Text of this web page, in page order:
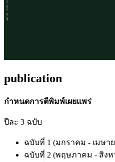
publication
กำหนดการตีพิมพ์เผยแพร่
ปีละ 3 ฉบับ
ฉบับที่ 1 (มกราคม - เมษา
ฉบับที่ 2 (พฤษภาคม - สิง